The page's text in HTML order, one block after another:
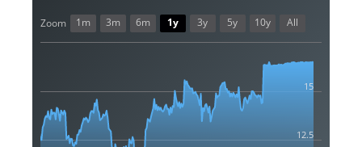
15
12.5
Zoom 1m 3m 6m 1y 3y 5y 10y All